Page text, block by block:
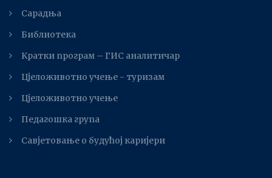
Сарадња
Библиотека
Kратки програм – ГИС аналитичар
Цјеложивотно учење - туризам
Цјеложивотно учење
Педагошка група
Савјетовање о будућој каријери